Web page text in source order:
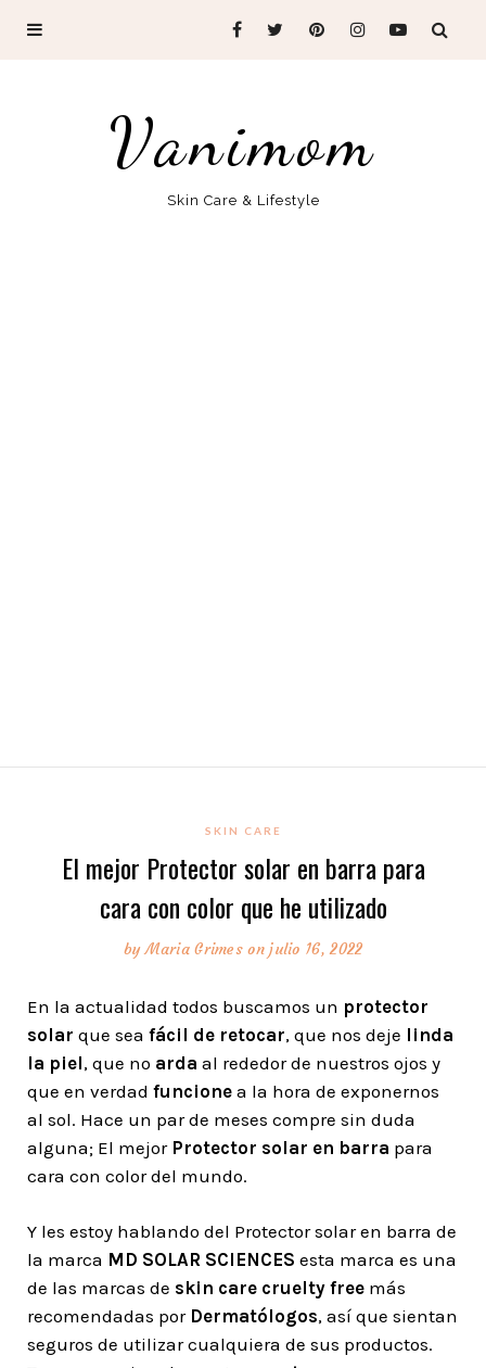
Vanimom
Skin Care & Lifestyle
SKIN CARE
El mejor Protector solar en barra para
cara con color que he utilizado
byMaria Grimes on julio 16, 2022
En la actualidad todos buscamos un protector
solar que sea fácil de retocar, que nos deje linda
la piel, que no arda al rededor de nuestros ojos y
que en verdad funcione a la hora de exponernos
al sol. Hace un par de meses compre sin duda
alguna; El mejor Protector solar en barra para
cara con color del mundo.
Y les estoy hablando del Protector solar en barra de
la marca MD SOLAR SCIENCES esta marca es una
de las marcas de skin care cruelty free más
recomendadas por Dermatólogos, así que sientan
seguros de utilizar cualquiera de sus productos.